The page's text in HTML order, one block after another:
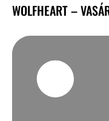
WOLFHEART –